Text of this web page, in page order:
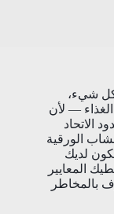
كل شيء،
— لأن
الاتحاد
الورقية
لديك
المعايير
بالمخاطر